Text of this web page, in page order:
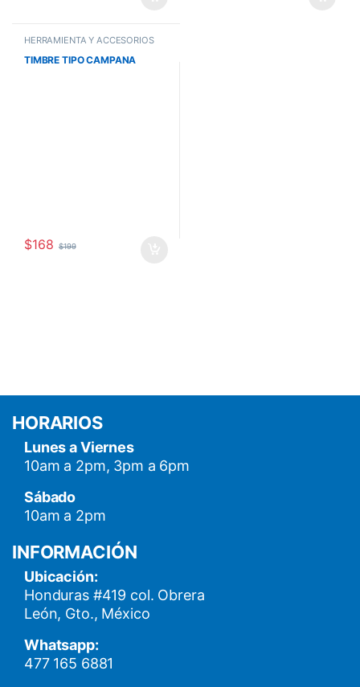
HERRAMIENTA Y ACCESORIOS
TIMBRE TIPO CAMPANA
$168 $199
HORARIOS
Lunes a Viernes
10am a 2pm, 3pm a 6pm
Sábado
10am a 2pm
INFORMACIÓN
Ubicación:
Honduras #419 col. Obrera
León, Gto., México
Whatsapp:
477 165 6881